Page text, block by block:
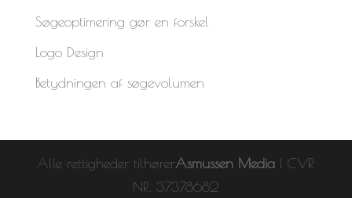
Søgeoptimering gør en forskel
Logo Design
Betydningen af søgevolumen
Alle rettigheder tilhørerAsmussen Media | CVR
NR. 37378682